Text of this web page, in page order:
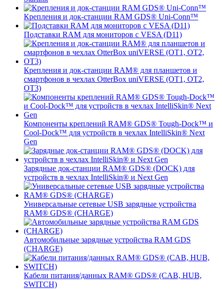
Крепления и док-станции RAM GDS® Uni-Conn™
Подставки RAM для мониторов с VESA (D11)
Крепления и док-станции RAM® для планшетов и
смартфонов в чехлах OtterBox uniVERSE (OT1, OT2,
OT3)
Компоненты креплений RAM® GDS® Tough-Dock™ и
Cool-Dock™ для устройств в чехлах IntelliSkin® Next
Gen
Зарядные док-станции RAM® GDS® (DOCK) для
устройств в чехлах IntelliSkin® и Next Gen
Универсальные сетевые USB зарядные устройства
RAM® GDS® (CHARGE)
Автомобильные зарядные устройства RAM GDS
(CHARGE)
Кабели питания/данных RAM® GDS® (CAB, HUB,
SWITCH)